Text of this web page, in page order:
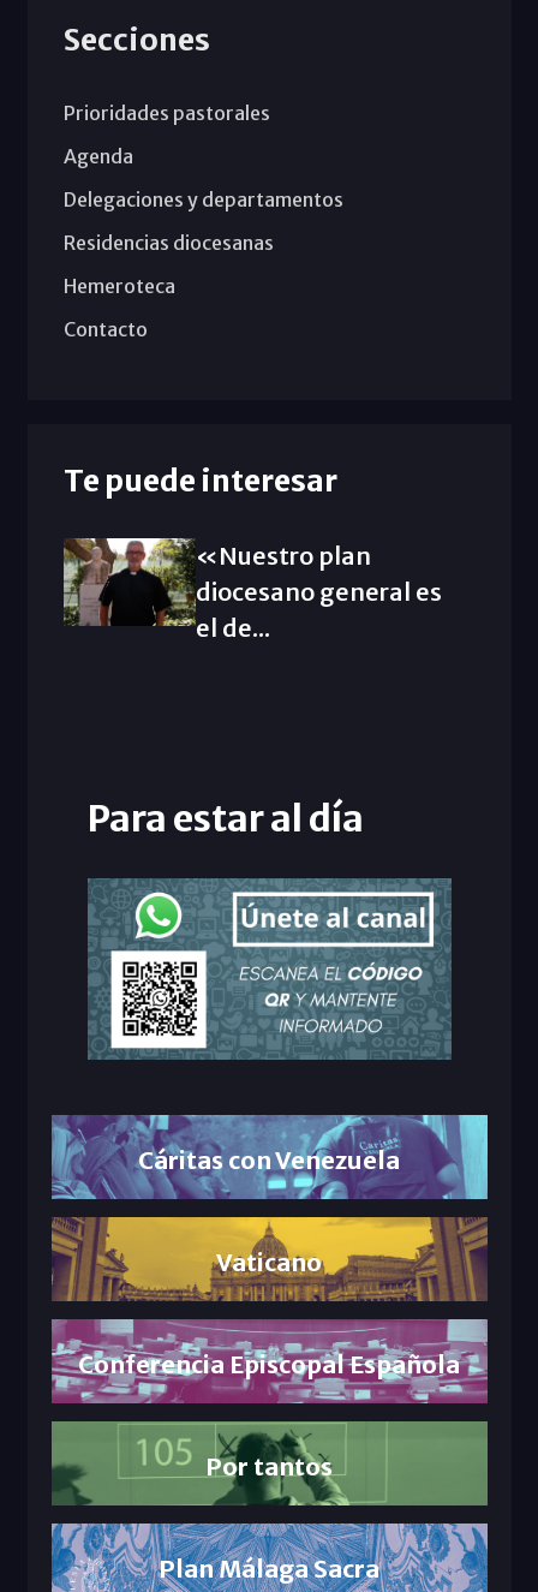
Secciones
Prioridades pastorales
Agenda
Delegaciones y departamentos
Residencias diocesanas
Hemeroteca
Contacto
Te puede interesar
«Nuestro plan
diocesano general es
el de...
Para estar al día
Cáritas con Venezuela
Vaticano
Conferencia Episcopal Española
Por tantos
Plan Málaga Sacra